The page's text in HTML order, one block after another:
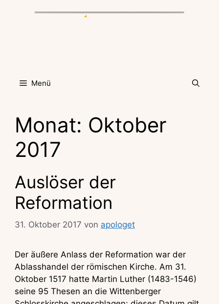
Menü
Monat: Oktober
2017
Auslöser der
Reformation
31. Oktober 2017 von apologet
Der äußere Anlass der Reformation war der
Ablasshandel der römischen Kirche. Am 31.
Oktober 1517 hatte Martin Luther (1483-1546)
seine 95 Thesen an die Wittenberger